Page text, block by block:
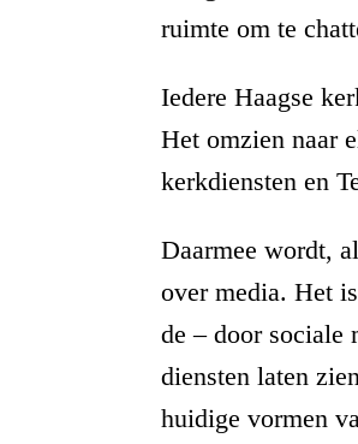
ruimte om te
Iedere Haagse
Het omzien naar
kerkdiensten en
Daarmee wordt,
over media. Het
de – door sociale
diensten laten
huidige vormen